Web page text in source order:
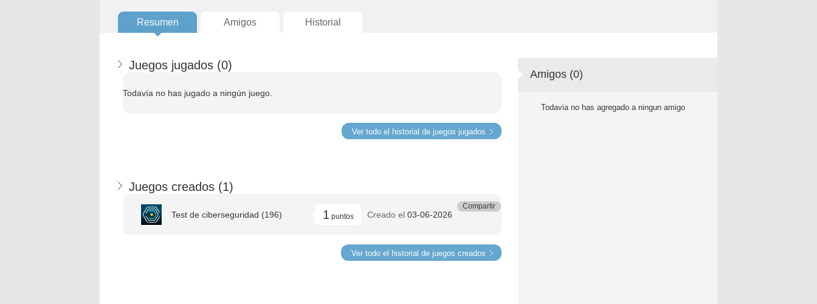
Resumen Amigos Historial
Juegos jugados (0)
Todavía no has jugado a ningún juego.
Ver todo el historial de juegos jugados
Juegos creados (1)
Test de ciberseguridad (196) 1puntos Creado el 03-06-2026
Compartir
Ver todo el historial de juegos creados
Amigos (0)
Todavia no has agregado a ningun amigo